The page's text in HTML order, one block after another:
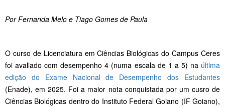
Por Fernanda Melo e Tiago Gomes de Paula
O curso de Licenciatura em Ciências Biológicas do Campus Ceres
foi avaliado com desempenho 4 (numa escala de 1 a 5) na última
edição do Exame Nacional de Desempenho dos Estudantes
(Enade), em 2025. Foi a maior nota conquistada por um cusro de
Ciências Biológicas dentro do Instituto Federal Goiano (IF Goiano),